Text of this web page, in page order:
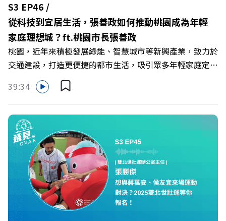
https://bit.ly/3AjBWNV YT：https://bit.ly/38jNi9k
FB：http://bit.ly/2mtgGoE Powered by Firstory
Hosting
S3 EP46 /
從科技到宜居生活，張善政如何推動桃園成為年輕
家庭理想城？ft.桃園市長張善政
桃園，近年來積極發展綠能、智慧城市等新興產業，致力於
交通建設，打造更便捷的都市生活，吸引眾多年輕家庭定
居。這裡產業多元發展，成為全台工商業產值最高城市，並
注重提供優質的居住環境和教育資源，為年輕家庭創造良好
生活條件。 本集《遠見 ON AIR》邀請到桃園市長張善政，
帶我們深入探討桃園如何在高速成長的同時，兼顧綠色永續
與社會福祉。他分享了自己上任以來積極推動的幾大策略，
讓桃園不僅是工作、經濟繁榮的熱土，也是一個宜居且充滿
未來潛力的城市。 🔺 桃園如何扮演台灣科技發展的關鍵角
色？ 🔺 從科技重鎮到宜居城市，桃園的轉型之路? 🔺 如何
讓桃園成為台灣的「矽谷」，並吸引更多國際人才？ 🔺 張
善政市長如何平衡經濟發展和環境保護？ 主持人／遠見智
庫總編輯李建興 與談人／桃園市長張善政 +++++ 訂《遠
39:34